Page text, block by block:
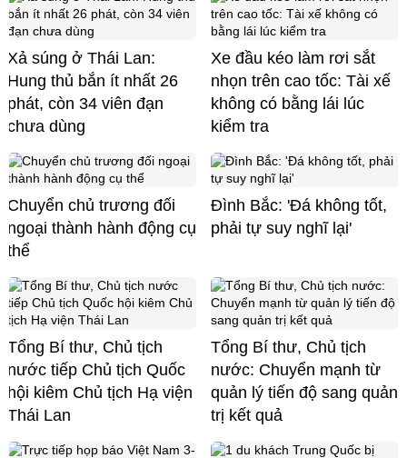
Xả súng ở Thái Lan:
Hung thủ bắn ít nhất 26
phát, còn 34 viên đạn
chưa dùng
Xe đầu kéo làm rơi sắt
nhọn trên cao tốc: Tài xế
không có bằng lái lúc
kiểm tra
Chuyển chủ trương đối
ngoại thành hành động cụ
thể
Đình Bắc: 'Đá không tốt,
phải tự suy nghĩ lại'
Tổng Bí thư, Chủ tịch
nước tiếp Chủ tịch Quốc
hội kiêm Chủ tịch Hạ viện
Thái Lan
Tổng Bí thư, Chủ tịch
nước: Chuyển mạnh từ
quản lý tiến độ sang quản
trị kết quả